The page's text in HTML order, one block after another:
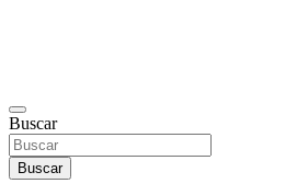
Buscar
Buscar